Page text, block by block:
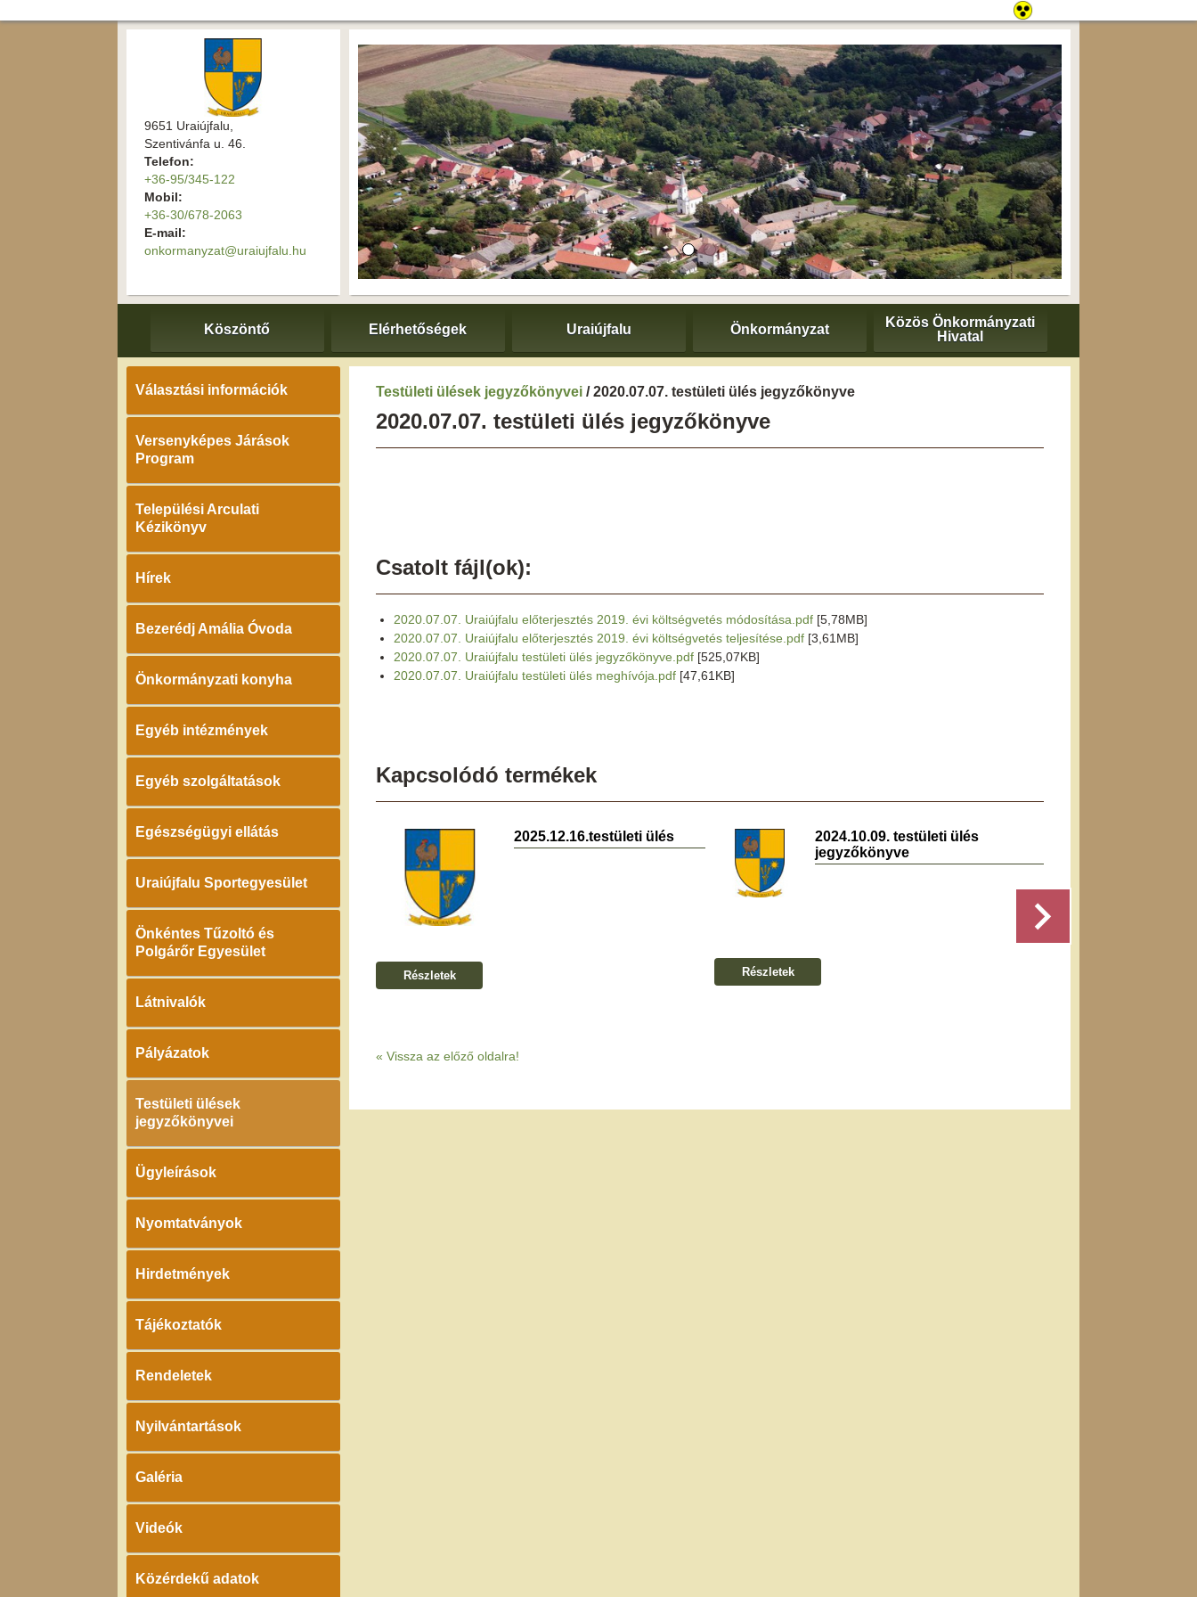
9651 Uraiújfalu,
Szentivánfa u. 46.
Telefon:
+36-95/345-122
Mobil:
+36-30/678-2063
E-mail:
onkormanyzat@uraiujfalu.hu
Köszöntő Elérhetőségek Uraiújfalu Önkormányzat
Közös Önkormányzati
Hivatal
Választási információk
Versenyképes Járások
Program
Települési Arculati
Kézikönyv
Hírek
Bezerédj Amália Óvoda
Önkormányzati konyha
Egyéb intézmények
Egyéb szolgáltatások
Egészségügyi ellátás
Uraiújfalu Sportegyesület
Önkéntes Tűzoltó és
Polgárőr Egyesület
Látnivalók
Pályázatok
Testületi ülések
jegyzőkönyvei
Ügyleírások
Nyomtatványok
Hirdetmények
Tájékoztatók
Rendeletek
Nyilvántartások
Galéria
Videók
Közérdekű adatok
Testületi ülések jegyzőkönyvei / 2020.07.07. testületi ülés jegyzőkönyve
2020.07.07. testületi ülés jegyzőkönyve
Csatolt fájl(ok):
2020.07.07. Uraiújfalu előterjesztés 2019. évi költségvetés módosítása.pdf [5,78MB]
2020.07.07. Uraiújfalu előterjesztés 2019. évi költségvetés teljesítése.pdf [3,61MB]
2020.07.07. Uraiújfalu testületi ülés jegyzőkönyve.pdf [525,07KB]
2020.07.07. Uraiújfalu testületi ülés meghívója.pdf [47,61KB]
Kapcsolódó termékek
2025.12.16.testületi ülés
Részletek
2024.10.09. testületi ülés
jegyzőkönyve
Részletek
« Vissza az előző oldalra!